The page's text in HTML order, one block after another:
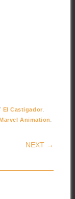
El Castigador,
Animation,
NEXT →